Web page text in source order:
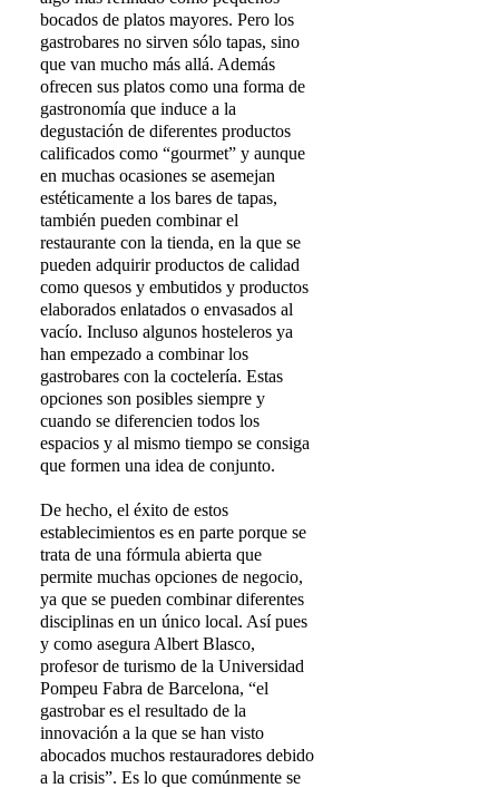
bocados de platos mayores. Pero los
gastrobares no sirven sólo tapas, sino
que van mucho más allá. Además
ofrecen sus platos como una forma de
gastronomía que induce a la
degustación de diferentes productos
calificados como “gourmet” y aunque
en muchas ocasiones se asemejan
estéticamente a los bares de tapas,
también pueden combinar el
restaurante con la tienda, en la que se
pueden adquirir productos de calidad
como quesos y embutidos y productos
elaborados enlatados o envasados al
vacío. Incluso algunos hosteleros ya
han empezado a combinar los
gastrobares con la coctelería. Estas
opciones son posibles siempre y
cuando se diferencien todos los
espacios y al mismo tiempo se consiga
que formen una idea de conjunto.
De hecho, el éxito de estos
establecimientos es en parte porque se
trata de una fórmula abierta que
permite muchas opciones de negocio,
ya que se pueden combinar diferentes
disciplinas en un único local. Así pues
y como asegura Albert Blasco,
profesor de turismo de la Universidad
Pompeu Fabra de Barcelona, “el
gastrobar es el resultado de la
innovación a la que se han visto
abocados muchos restauradores debido
a la crisis”. Es lo que comúnmente se